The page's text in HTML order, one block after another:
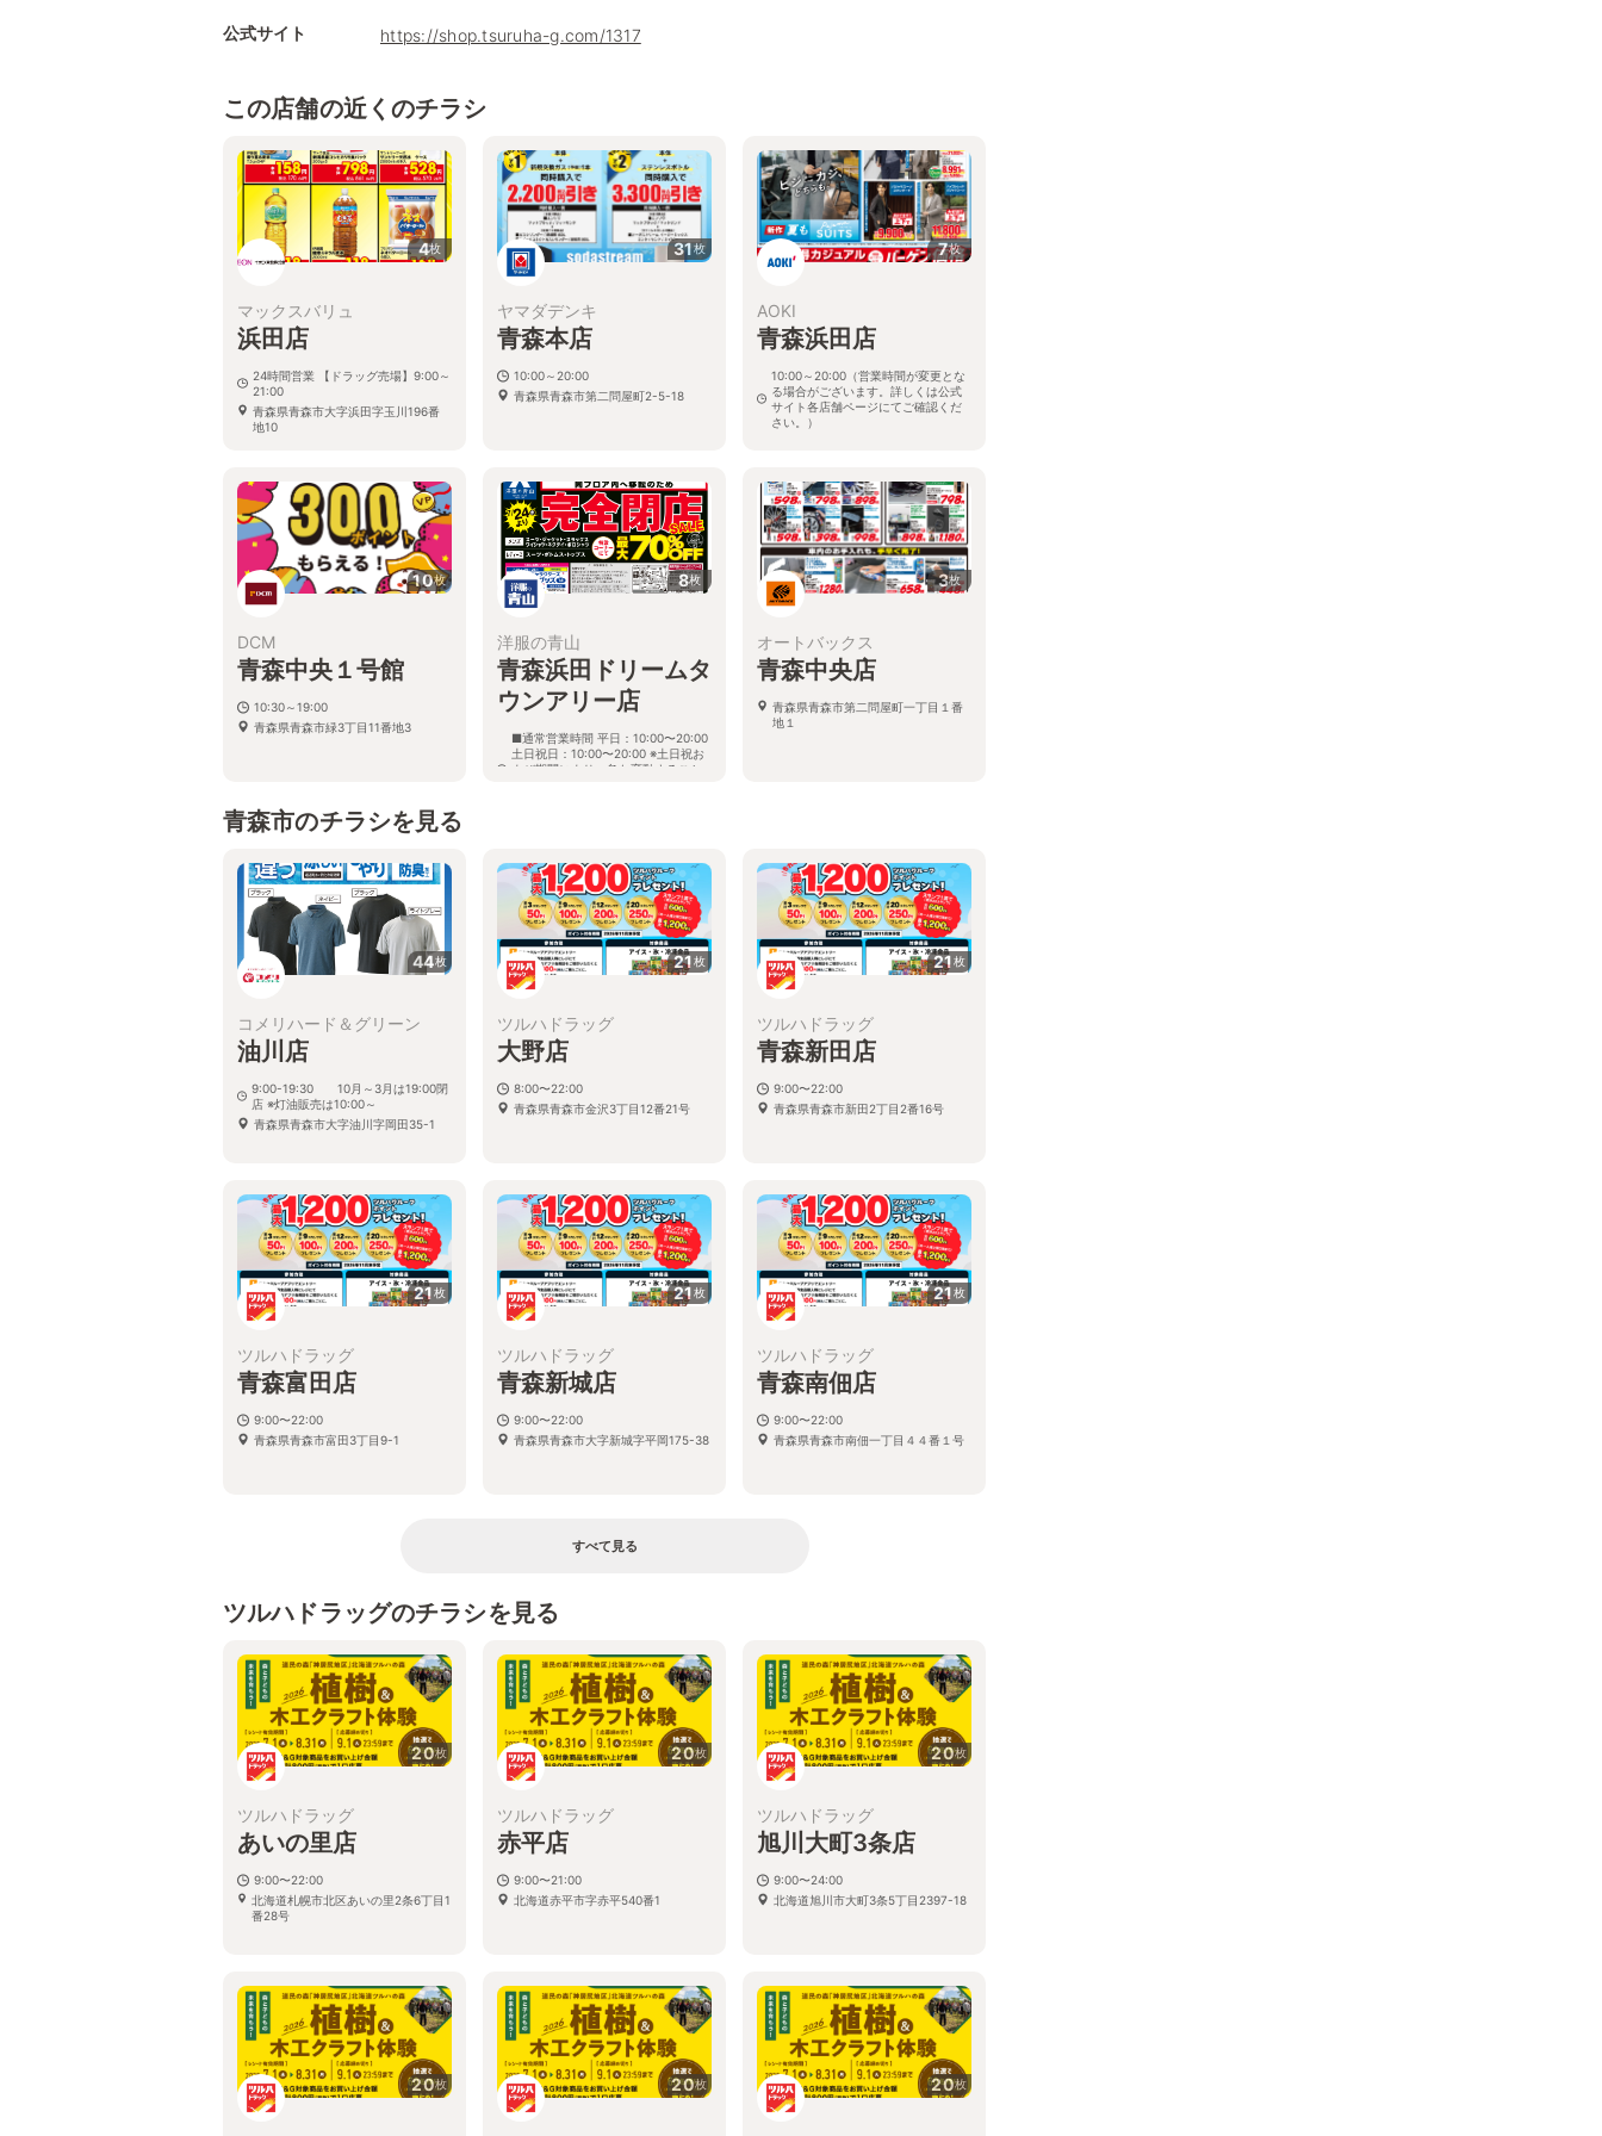
公式サイト https://shop.tsuruha-g.com/1317
この店舗の近くのチラシ
4枚
マックスバリュ
浜田店
24時間営業 【ドラッグ売場】9:00～
21:00
青森県青森市大字浜田字玉川196番
地10
31枚
ヤマダデンキ
青森本店
10:00～20:00
青森県青森市第二問屋町2-5-18
7枚
AOKI
青森浜田店
10:00～20:00（営業時間が変更とな
る場合がございます。詳しくは公式
サイト各店舗ページにてご確認くだ
さい。）
10枚
DCM
青森中央１号館
10:30～19:00
青森県青森市緑3丁目11番地3
8枚
洋服の青山
青森浜田ドリームタ
ウンアリー店
■通常営業時間 平日：10:00〜20:00
土日祝日：10:00〜20:00 ※土日祝お
よび期間により、急な変動すること
3枚
オートバックス
青森中央店
青森県青森市第二問屋町一丁目１番
地１
青森市のチラシを見る
44枚
コメリハード＆グリーン
油川店
9:00-19:30 10月～3月は19:00閉
店 ※灯油販売は10:00～
青森県青森市大字油川字岡田35-1
21枚
ツルハドラッグ
大野店
8:00〜22:00
青森県青森市金沢3丁目12番21号
21枚
ツルハドラッグ
青森新田店
9:00〜22:00
青森県青森市新田2丁目2番16号
21枚
ツルハドラッグ
青森富田店
9:00〜22:00
青森県青森市富田3丁目9-1
21枚
ツルハドラッグ
青森新城店
9:00〜22:00
青森県青森市大字新城字平岡175-38
21枚
ツルハドラッグ
青森南佃店
9:00〜22:00
青森県青森市南佃一丁目４４番１号
すべて見る
ツルハドラッグのチラシを見る
20枚
ツルハドラッグ
あいの里店
9:00〜22:00
北海道札幌市北区あいの里2条6丁目1
番28号
20枚
ツルハドラッグ
赤平店
9:00〜21:00
北海道赤平市字赤平540番1
20枚
ツルハドラッグ
旭川大町3条店
9:00〜24:00
北海道旭川市大町3条5丁目2397-18
20枚 20枚 20枚